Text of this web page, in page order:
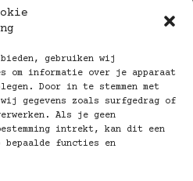
gebruiken wij
om informatie over je apparaat
Door in te stemmen met
wij gegevens zoals surfgedrag of
Als je geen
intrekt, kan dit een
bepaalde functies en